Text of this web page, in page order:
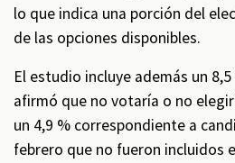
lo que indica una porción del
de las opciones disponibles.
El estudio incluye además un
afirmó que no votaría o no
un 4,9 % correspondiente a
febrero que no fueron incluidos